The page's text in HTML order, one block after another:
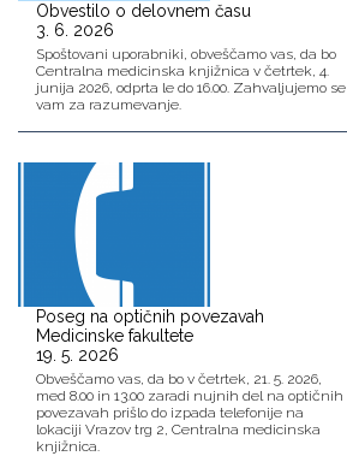
Obvestilo o delovnem času
3. 6. 2026
Spoštovani uporabniki, obveščamo vas, da bo
Centralna medicinska knjižnica v četrtek, 4.
junija 2026, odprta le do 16.00. Zahvaljujemo se
vam za razumevanje.
Poseg na optičnih povezavah
Medicinske fakultete
19. 5. 2026
Obveščamo vas, da bo v četrtek, 21. 5. 2026,
med 8.00 in 13.00 zaradi nujnih del na optičnih
povezavah prišlo do izpada telefonije na
lokaciji Vrazov trg 2, Centralna medicinska
knjižnica.